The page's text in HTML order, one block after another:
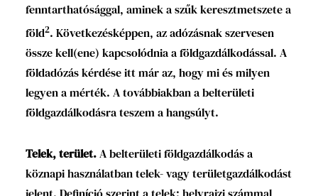
fenntarthatósággal, aminek a szűk keresztmetszete a
föld2. Következésképpen, az adózásnak szervesen
össze kell(ene) kapcsolódnia a földgazdálkodással. A
földadózás kérdése itt már az, hogy mi és milyen
legyen a mérték. A továbbiakban a belterületi
földgazdálkodásra teszem a hangsúlyt.
Telek, terület.A belterületi földgazdálkodás a
köznapi használatban telek- vagy területgazdálkodást